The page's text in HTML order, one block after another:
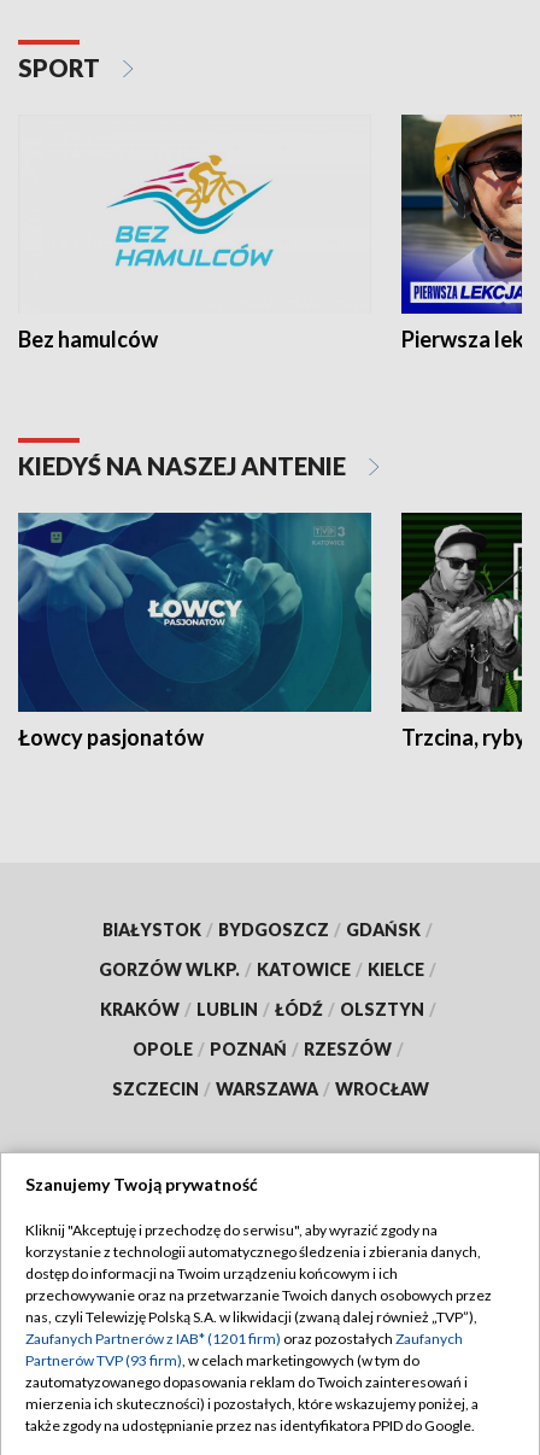
SPORT
Bez hamulców Pierwsza
KIEDYŚ NA NASZEJ ANTENIE
Łowcy pasjonatów Trzcina, ryby
BIAŁYSTOK / BYDGOSZCZ / GDAŃSK /
GORZÓW WLKP. / KATOWICE / KIELCE /
KRAKÓW / LUBLIN / ŁÓDŹ / OLSZTYN /
OPOLE / POZNAŃ / RZESZÓW /
SZCZECIN / WARSZAWA / WROCŁAW
TVP
Abonament TVP
Emisja w TVP
Centrum informacji TVP
Naziemna Telewizja Cyfrowa
Regulamin TVP
Polityka prywatności
Moje zgody
Pomoc
Szanujemy Twoją prywatność
Kliknij "Akceptuję i przechodzę do serwisu", aby wyrazić zgody na
korzystanie z technologii automatycznego śledzenia i zbierania danych,
dostęp do informacji na Twoim urządzeniu końcowym i ich
przechowywanie oraz na przetwarzanie Twoich danych osobowych przez
nas, czyli Telewizję Polską S.A. w likwidacji (zwaną dalej również „TVP”),
Zaufanych Partnerów z IAB* (1201 firm) oraz pozostałych Zaufanych
Partnerów TVP (93 firm), w celach marketingowych (w tym do
zautomatyzowanego dopasowania reklam do Twoich zainteresowań i
mierzenia ich skuteczności) i pozostałych, które wskazujemy poniżej, a
także zgody na udostępnianie przez nas identyfikatora PPID do Google.